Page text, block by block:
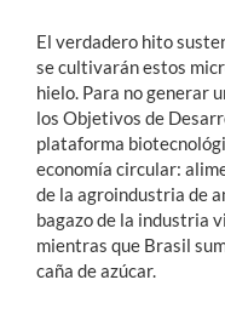
El verdadero hito
se cultivarán estos
hielo. Para no generar
los Objetivos de
plataforma
economía circular:
de la agroindustria de
bagazo de la industria
mientras que Brasil
caña de azúcar.